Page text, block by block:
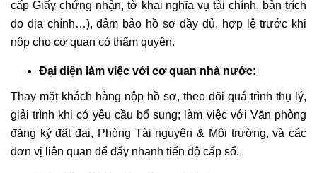
cấp Giấy chứng nhận, tờ khai nghĩa vụ tài chính, bản trích
đo địa chính…), đảm bảo hồ sơ đầy đủ, hợp lệ trước khi
nộp cho cơ quan có thẩm quyền.
Đại diện làm việc với cơ quan nhà nước:
Thay mặt khách hàng nộp hồ sơ, theo dõi quá trình thụ lý,
giải trình khi có yêu cầu bổ sung; làm việc với Văn phòng
đăng ký đất đai, Phòng Tài nguyên & Môi trường, và các
đơn vị liên quan để đẩy nhanh tiến độ cấp sổ.